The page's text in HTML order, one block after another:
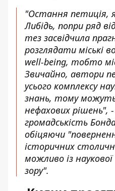
"Остання петиція,
Либідь, попри ряд
тез засвідчила
розглядати міські
well-being, тобто
Звичайно, автори
усього комплексу
знань, тому
нефахових
громадськість
обіцяючи
історичних
можливо із
зору".